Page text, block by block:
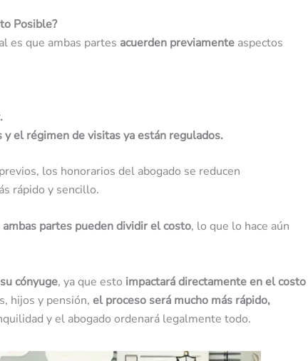
Posible?
es que ambas partes acuerden previamenteaspectos
el régimen de visitas ya están regulados.
los honorarios del abogado se reducen
rápido y sencillo.
ambas partes pueden dividir el costo, lo que lo hace aún
cónyuge, ya que esto impactará directamente en el costo
hijos y pensión, el proceso será mucho más rápido,
y el abogado ordenará legalmente todo.